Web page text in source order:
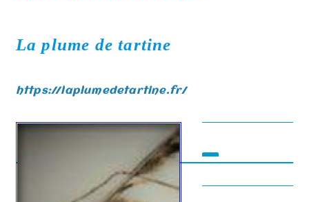
La plume de tartine
https://laplumedetartine.fr/